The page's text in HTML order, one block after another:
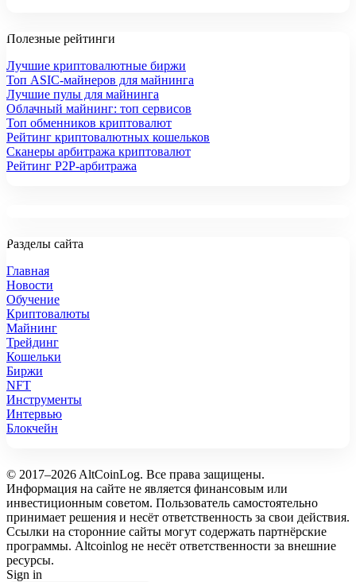
Полезные рейтинги
Лучшие криптовалютные биржи
Топ ASIC-майнеров для майнинга
Лучшие пулы для майнинга
Облачный майнинг: топ сервисов
Топ обменников криптовалют
Рейтинг криптовалютных кошельков
Сканеры арбитража криптовалют
Рейтинг P2P-арбитража
Разделы сайта
Главная
Новости
Обучение
Криптовалюты
Майнинг
Трейдинг
Кошельки
Биржи
NFT
Инструменты
Интервью
Блокчейн
© 2017–2026 AltCoinLog. Все права защищены.
Информация на сайте не является финансовым или
инвестиционным советом. Пользователь самостоятельно
принимает решения и несёт ответственность за свои действия.
Ссылки на сторонние сайты могут содержать партнёрские
программы. Altcoinlog не несёт ответственности за внешние
ресурсы.
Sign in